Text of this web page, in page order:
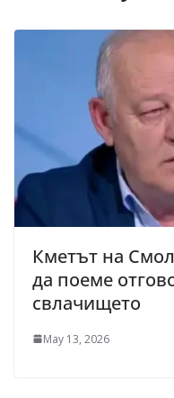
Кметът на
да поеме
свлачището
May 13, 2026